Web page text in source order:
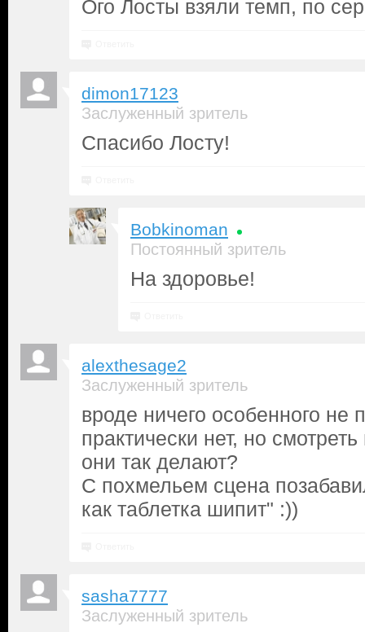
Ого Лосты взяли темп, по
dimon17123
Заслуженный зритель
Спасибо Лосту!
Bobkinoman
Постоянный зритель
На здоровье!
alexthesage2
Заслуженный зритель
вроде ничего особенного не
практически нет, но
они так делают?
С похмельем сцена
как таблетка шипит" :))
sasha7777
Заслуженный зритель